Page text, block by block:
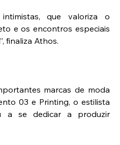
que valoriza o
e os encontros especiais
finaliza Athos.
marcas de moda
03 e Printing, o estilista
a se dedicar a produzir